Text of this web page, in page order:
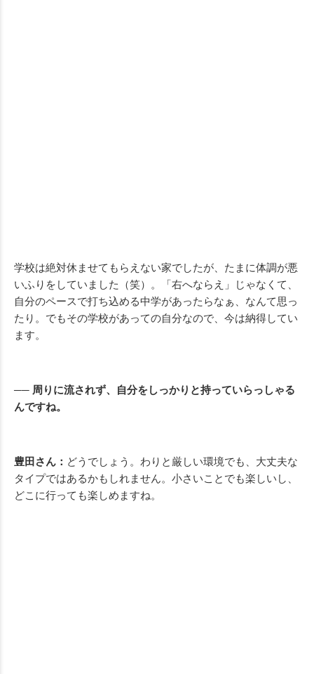
学校は絶対休ませてもらえない家でしたが、たまに体調が悪
いふりをしていました（笑）。「右へならえ」じゃなくて、
自分のペースで打ち込める中学があったらなぁ、なんて思っ
たり。でもその学校があっての自分なので、今は納得してい
ます。
── 周りに流されず、自分をしっかりと持っていらっしゃる
んですね。
豊田さん： どうでしょう。わりと厳しい環境でも、大丈夫な
タイプではあるかもしれません。小さいことでも楽しいし、
どこに行っても楽しめますね。